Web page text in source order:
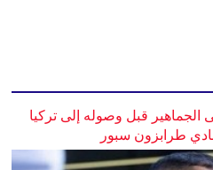
قبل وصوله إلى تركيا
طرابزون سبور